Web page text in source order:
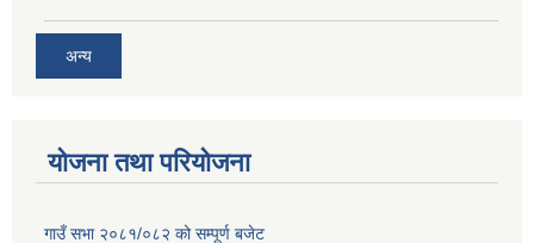
अन्य
योजना तथा परियोजना
गाउँ सभा २०८१/०८२ को सम्पूर्ण बजेट